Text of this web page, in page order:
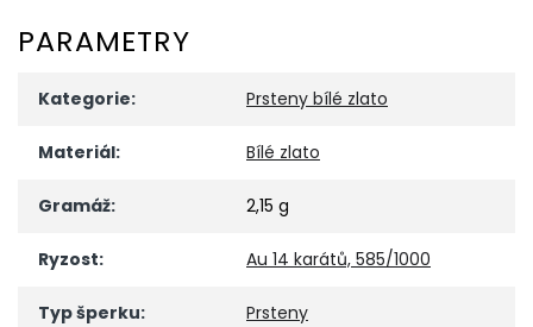
PARAMETRY
Kategorie: Prsteny bílé zlato
Materiál: Bílé zlato
Gramáž: 2,15 g
Ryzost: Au 14 karátů, 585/1000
Typ šperku: Prsteny